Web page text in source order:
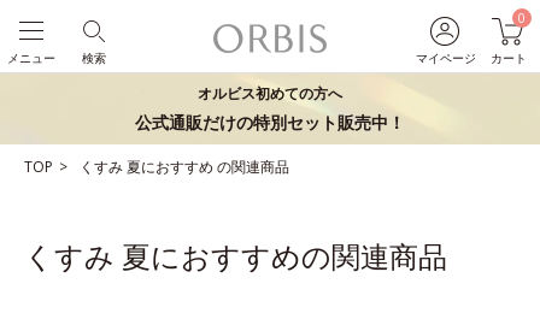
マイページ
0
カート
検索
メニュー
オルビス初めての方へ
公式通販だけの特別セット販売中！
TOP くすみ夏におすすめ の関連商品
くすみ 夏におすすめの関連商品